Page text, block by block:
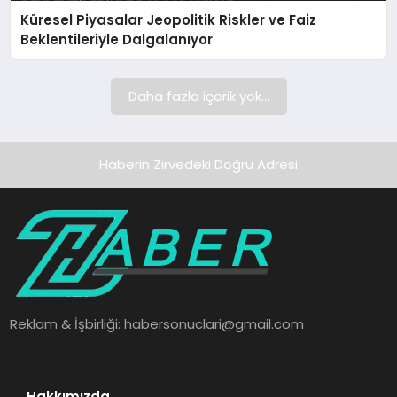
SAĞLIK
Küresel Piyasalar Jeopolitik Riskler ve Faiz
Beklentileriyle Dalgalanıyor
Daha fazla içerik yok...
Haberin Zirvedeki Doğru Adresi
Reklam & İşbirliği:habersonuclari@gmail.com